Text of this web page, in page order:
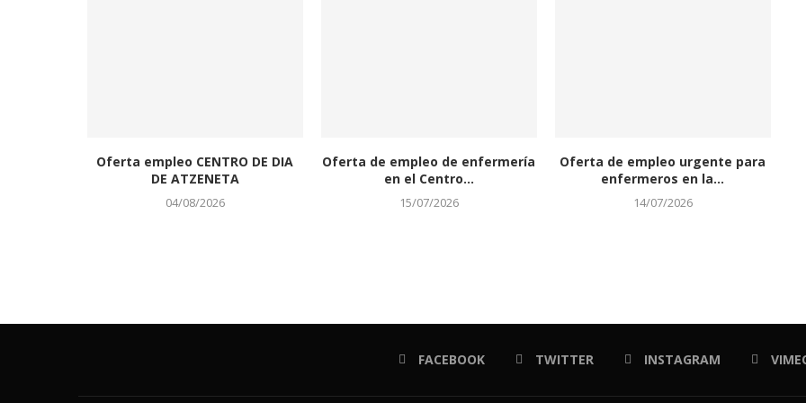
Oferta empleo CENTRO DE DIA
DE ATZENETA
04/08/2026
Oferta de empleo de enfermería
en el Centro...
15/07/2026
Oferta de empleo urgente para
enfermeros en la...
14/07/2026
FACEBOOK TWITTER INSTAGRAM